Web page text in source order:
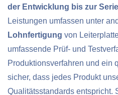
der Entwicklung bis zur
Leistungen umfassen unter
Lohnfertigung von
umfassende Prüf- und
Produktionsverfahren und ein
sicher, dass jedes Produkt
Qualitätsstandards entspricht.